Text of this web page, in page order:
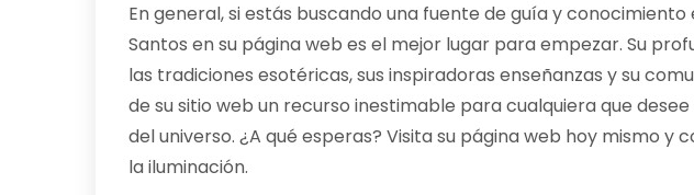
En general, si estás buscando una fuente de guía y conocimiento
Santos en su página web es el mejor lugar para empezar. Su
las tradiciones esotéricas, sus inspiradoras enseñanzas y su
de su sitio web un recurso inestimable para cualquiera que
del universo. ¿A qué esperas? Visita su página web hoy mismo y
la iluminación.